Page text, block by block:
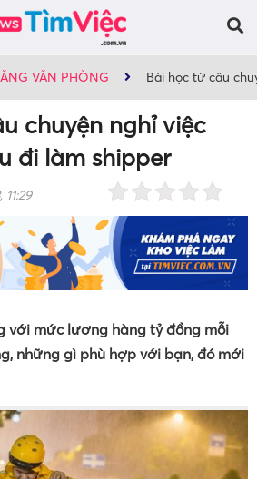
VĂN PHÒNG Bài học từ câu
chuyện nghỉ việc
đi làm shipper
với mức lương hàng tỷ đồng mỗi
những gì phù hợp với bạn, đó mới